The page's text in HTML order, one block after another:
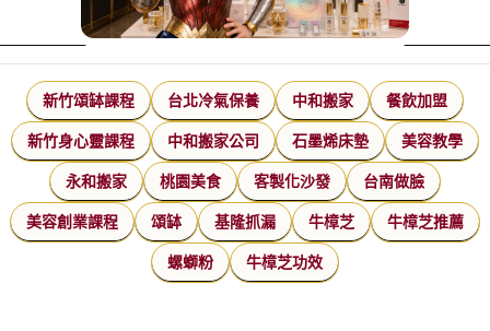
新竹頌缽課程 台北冷氣保養 中和搬家 餐飲加盟
新竹身心靈課程 中和搬家公司 石墨烯床墊 美容教學
永和搬家 桃園美食 客製化沙發 台南做臉
美容創業課程 頌缽 基隆抓漏 牛樟芝 牛樟芝推薦
螺螄粉 牛樟芝功效